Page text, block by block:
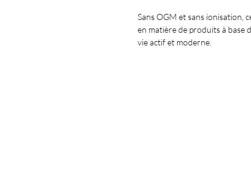
Sans OGM et sans ionisation,
en matière de produits à base
vie actif et moderne.